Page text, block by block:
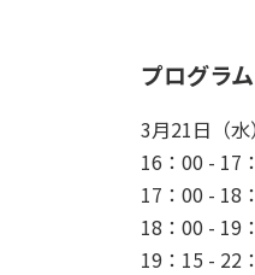
プログラム
3月21日（水）
16：00 -
17：00 -
18：00 - 19
19：15 - 22